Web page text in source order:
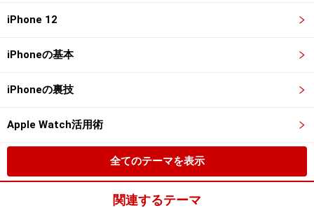
iPhone 12
iPhoneの基本
iPhoneの裏技
Apple Watch活用術
全てのテーマを表示
関連するテーマ